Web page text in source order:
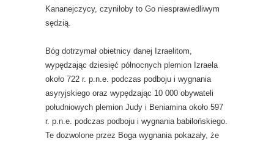
Kananejczycy, czyniłoby to Go niesprawiedliwym
sędzią.
Bóg dotrzymał obietnicy danej Izraelitom,
wypędzając dziesięć północnych plemion Izraela
około 722 r. p.n.e. podczas podboju i wygnania
asyryjskiego oraz wypędzając 10 000 obywateli
południowych plemion Judy i Beniamina około 597
r. p.n.e. podczas podboju i wygnania babilońskiego.
Te dozwolone przez Boga wygnania pokazały, że